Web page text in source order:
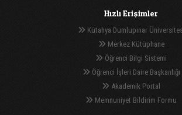
Hızlı Erişimler
Kütahya Dumlupınar
Merkez Kütüphane
Öğrenci Bilgi Sistemi
Öğrenci İşleri Daire Başkanlığı
Akademik Portal
Memnuniyet Bildirim Formu